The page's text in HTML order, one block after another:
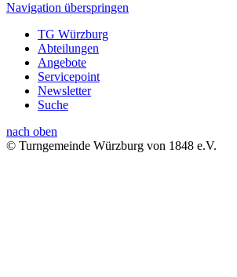
Navigation überspringen
TG Würzburg
Abteilungen
Angebote
Servicepoint
Newsletter
Suche
nach oben
© Turngemeinde Würzburg von 1848 e.V.